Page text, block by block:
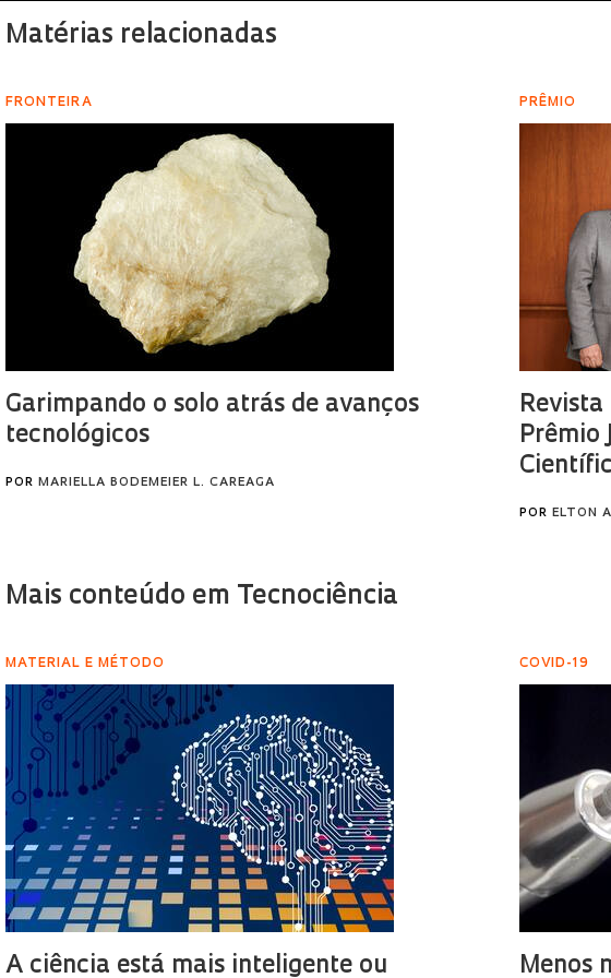
Matérias relacionadas
FRONTEIRA
Garimpando o solo atrás de avanços
tecnológicos
POR MARIELLA BODEMEIER L. CAREAGA
PRÊMIO
Revista
Prêmio
POR ELTON
Mais conteúdo em Tecnociência
MATERIAL E MÉTODO
A ciência está mais inteligente ou
COVID-19
Menos